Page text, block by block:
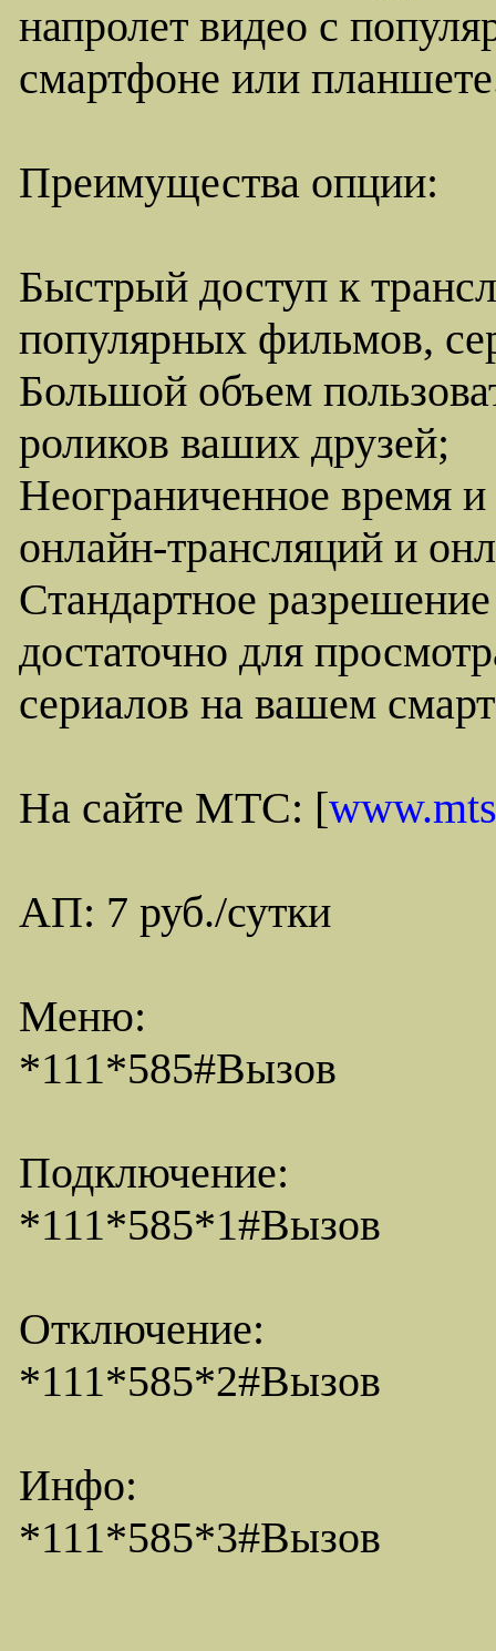
напролет видео с
смартфоне или
Преимущества опции:
Быстрый доступ к
популярных фильмов,
Большой объем
роликов ваших друзей;
Неограниченное время
онлайн-трансляций и
Стандартное
достаточно для
сериалов на вашем
На сайте МТС: [
АП: 7 руб./сутки
Меню:
*111*585#Вызов
Подключение:
*111*585*1#Вызов
Отключение:
*111*585*2#Вызов
Инфо:
*111*585*3#Вызов